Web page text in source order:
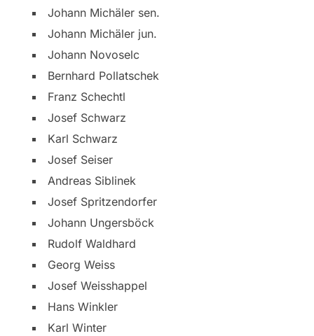
Johann Michäler sen.
Johann Michäler jun.
Johann Novoselc
Bernhard Pollatschek
Franz Schechtl
Josef Schwarz
Karl Schwarz
Josef Seiser
Andreas Siblinek
Josef Spritzendorfer
Johann Ungersböck
Rudolf Waldhard
Georg Weiss
Josef Weisshappel
Hans Winkler
Karl Winter